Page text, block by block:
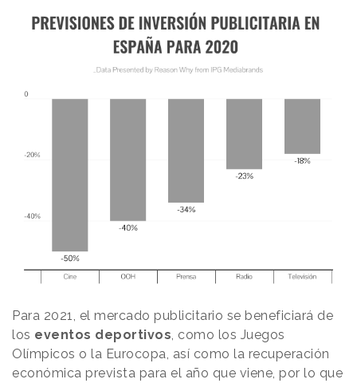
Para 2021, el mercado publicitario se beneficiará de
los eventos deportivos , como los Juegos
Olímpicos o la Eurocopa, así como la recuperación
económica prevista para el año que viene, por lo que